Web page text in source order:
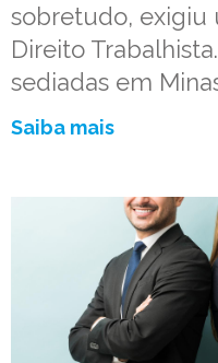
sobretudo, exigiu
Direito
sediadas em
Saiba mais